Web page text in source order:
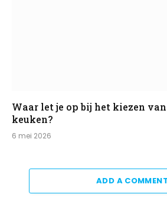
Waar let je op bij het kiezen
keuken?
6 mei 2026
ADD A COMMENT